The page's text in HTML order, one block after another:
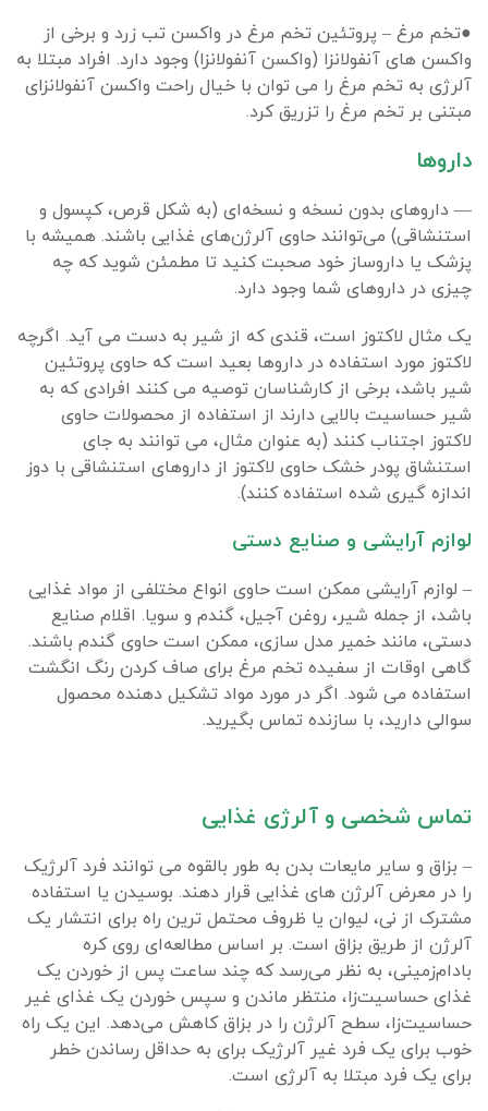
●تخم مرغ – پروتئین تخم مرغ در واکسن تب زرد و برخی از
واکسن های آنفولانزا (واکسن آنفولانزا) وجود دارد. افراد مبتلا به
آلرژی به تخم مرغ را می توان با خیال راحت واکسن آنفولانزای
مبتنی بر تخم مرغ را تزریق کرد.
داروها
— داروهای بدون نسخه و نسخه‌ای (به شکل قرص، کپسول و
استنشاقی) می‌توانند حاوی آلرژن‌های غذایی باشند. همیشه با
پزشک یا داروساز خود صحبت کنید تا مطمئن شوید که چه
چیزی در داروهای شما وجود دارد.
یک مثال لاکتوز است، قندی که از شیر به دست می آید. اگرچه
لاکتوز مورد استفاده در داروها بعید است که حاوی پروتئین
شیر باشد، برخی از کارشناسان توصیه می کنند افرادی که به
شیر حساسیت بالایی دارند از استفاده از محصولات حاوی
لاکتوز اجتناب کنند (به عنوان مثال، می توانند به جای
استنشاق پودر خشک حاوی لاکتوز از داروهای استنشاقی با دوز
اندازه گیری شده استفاده کنند).
لوازم آرایشی و صنایع دستی
– لوازم آرایشی ممکن است حاوی انواع مختلفی از مواد غذایی
باشد، از جمله شیر، روغن آجیل، گندم و سویا. اقلام صنایع
دستی، مانند خمیر مدل سازی، ممکن است حاوی گندم باشند.
گاهی اوقات از سفیده تخم مرغ برای صاف کردن رنگ انگشت
استفاده می شود. اگر در مورد مواد تشکیل دهنده محصول
سوالی دارید، با سازنده تماس بگیرید.
تماس شخصی و آلرژی غذایی
– بزاق و سایر مایعات بدن به طور بالقوه می توانند فرد آلرژیک
را در معرض آلرژن های غذایی قرار دهند. بوسیدن یا استفاده
مشترک از نی، لیوان یا ظروف محتمل ترین راه برای انتشار یک
آلرژن از طریق بزاق است. بر اساس مطالعه‌ای روی کره
بادام‌زمینی، به نظر می‌رسد که چند ساعت پس از خوردن یک
غذای حساسیت‌زا، منتظر ماندن و سپس خوردن یک غذای غیر
حساسیت‌زا، سطح آلرژن را در بزاق کاهش می‌دهد. این یک راه
خوب برای یک فرد غیر آلرژیک برای به حداقل رساندن خطر
برای یک فرد مبتلا به آلرژی است.